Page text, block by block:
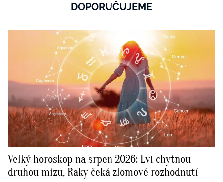
DOPORUČUJEME
Velký horoskop na srpen 2026: Lvi chytnou
druhou mízu, Raky čeká zlomové rozhodnutí